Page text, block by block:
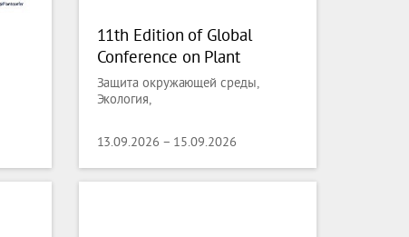
11th Edition of Global
Conference on Plant
Science and Molecular
Biology
Защита окружающей среды,
Экология,
13.09.2026 – 15.09.2026